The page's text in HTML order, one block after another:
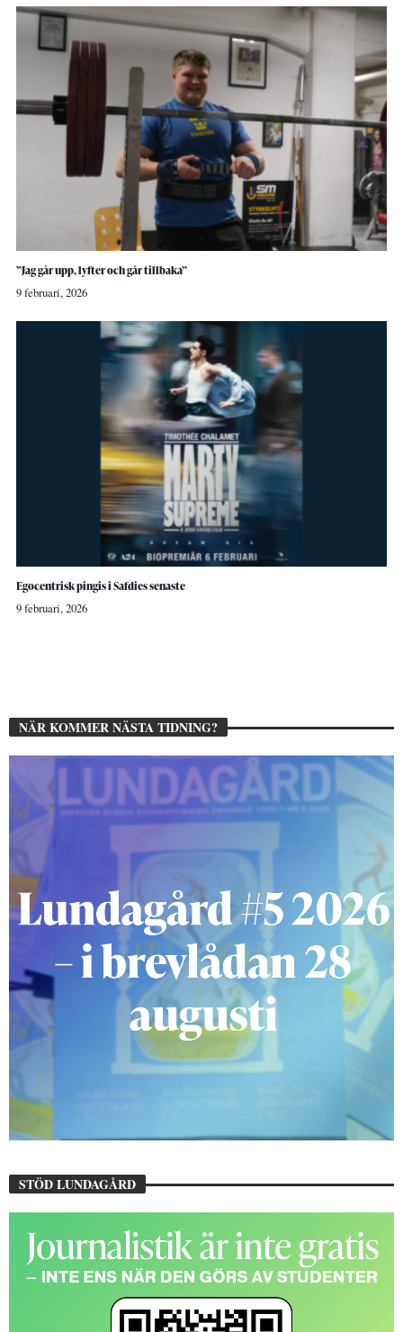
”Jag går upp, lyfter och går tillbaka”
9 februari, 2026
Egocentrisk pingis i Safdies senaste
9 februari, 2026
NÄR KOMMER NÄSTA TIDNING?
STÖD LUNDAGÅRD